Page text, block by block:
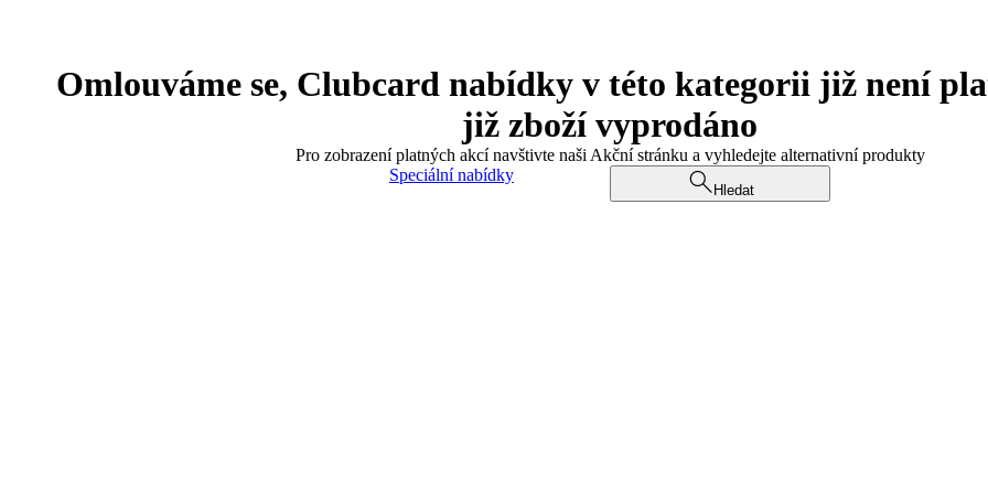
Omlouváme se, Clubcard nabídky v této kategorii již není
již zboží vyprodáno
Pro zobrazení platných akcí navštivte naši Akční stránku a vyhledejte alternativní produkty
Speciální nabídky
Hledat